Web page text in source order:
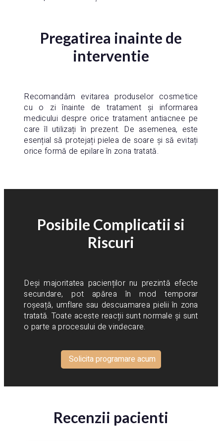
Pregatirea inainte de
interventie
Recomandăm evitarea produselor cosmetice
cu o zi înainte de tratament și informarea
medicului despre orice tratament antiacnee pe
care îl utilizați în prezent. De asemenea, este
esențial să protejați pielea de soare și să evitați
orice formă de epilare în zona tratată.
Posibile Complicatii si
Riscuri
Deși majoritatea pacienților nu prezintă efecte
secundare, pot apărea în mod temporar
roșeață, umflare sau descuamarea pielii în zona
tratată. Toate aceste reacții sunt normale și sunt
o parte a procesului de vindecare.
Solicita programare acum
Recenzii pacienti